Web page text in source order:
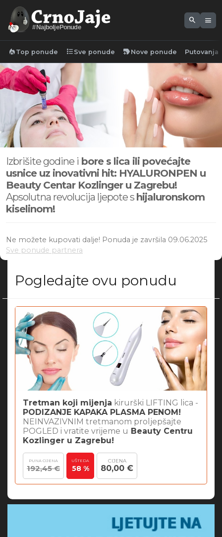
#NajboljePonude
search menu
local_fire_department Top ponude format_list_bulleted Sve ponude new_label Nove ponude Putovanja
Izbrišite godine i bore s lica ili povećajte
usnice uz inovativni hit: HYALURONPEN u
Beauty Centar Kozlinger u Zagrebu!
Apsolutna revolucija ljepote s hijaluronskom
kiselinom!
Ne možete kupovati dalje! Ponuda je završila 09.06.2025
Sve ponude partnera
Pogledajte ovu ponudu
Tretman koji mijenja kirurški LIFTING lica -
PODIZANJE KAPAKA PLASMA PENOM!
NEINVAZIVNIM tretmanom proljepšajte
POGLED i vratite vrijeme u Beauty Centru
Kozlinger u Zagrebu!
PUNA CIJENA
192,45 €
UŠTEDA
58 %
CIJENA
80,00 €